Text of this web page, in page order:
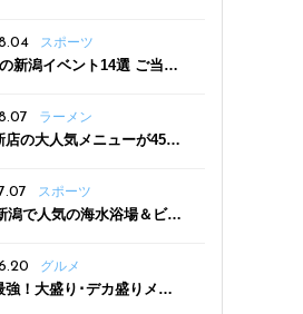
スポーツ
新潟イベント14選 ご当地
ラーメン
店の大人気メニューが450
場
スポーツ
潟で人気の海水浴場＆ビー
グルメ
強！大盛り･デカ盛りメニ